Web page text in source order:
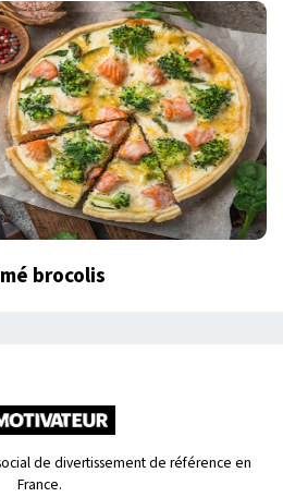
brocolis
de divertissement de référence en
France.